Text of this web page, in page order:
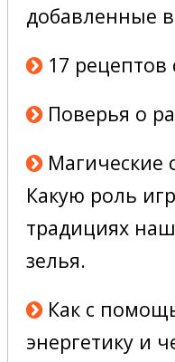
добавленные
17 рецептов
Поверья о
Магические
Какую роль
традициях
зелья.
Как с
энергетику и